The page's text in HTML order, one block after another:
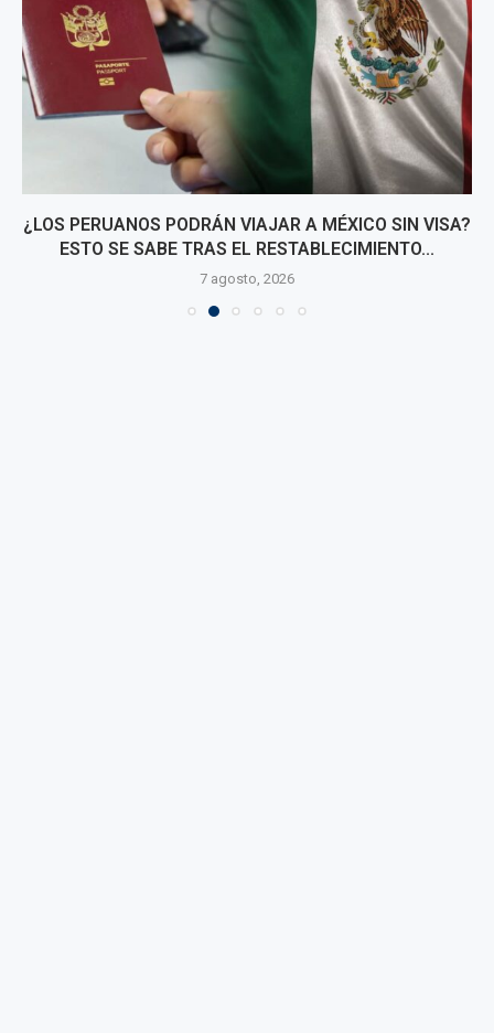
¿LOS PERUANOS PODRÁN VIAJAR A MÉXICO SIN VISA?
ESTO SE SABE TRAS EL RESTABLECIMIENTO...
7 agosto, 2026